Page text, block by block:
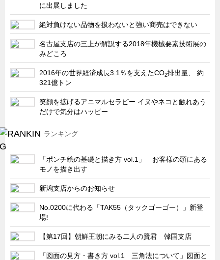
Before After
隠れた名品
旬の野菜とタキゲン製品
PICK UP NEWS
ポンチ絵の基礎と描き方
図面の見方・書き方
キャビネット工業会規格「CA300」集中講義
瀧源点回帰
ちょっとユニークなお客様
ビジサスニュース
ECOLOGY NEWS SCRAMBLE
わが街わが支店
支店所在地（歴史探訪）
ニッポン再発見
に出展しました
絶対負けない品物を扱わないと強い商売はできない
名古屋支店の三上が解説する2018年機械要素技術展の
みどころ
2016年の世界経済成長3.1％を支えたCO2排出量、 約
321億トン
笑顔を拡げるアニマルセラピー イヌやネコと触れあう
だけで気分はハッピー
ランキング
「ポンチ絵の基礎と描き方 vol.1」 お客様の頭にある
モノを描き出す
新潟支店からのお知らせ
No.0200に代わる「TAK55（タックゴーゴー）」新登
場!
【第17回】朝鮮王朝にみる二人の賢君 韓国支店
「図面の見方・書き方 vol.1 三角法について」図面と